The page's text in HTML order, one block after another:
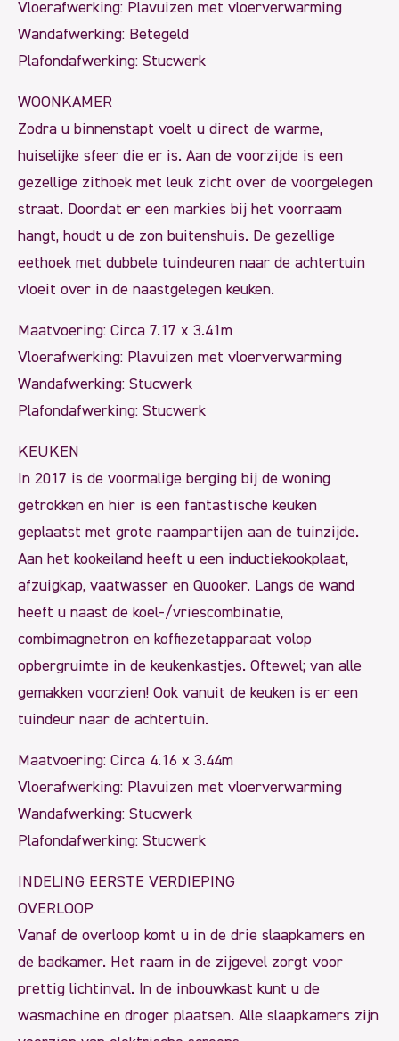
Vloerafwerking: Plavuizen met vloerverwarming
Wandafwerking: Betegeld
Plafondafwerking: Stucwerk
WOONKAMER
Zodra u binnenstapt voelt u direct de warme,
huiselijke sfeer die er is. Aan de voorzijde is een
gezellige zithoek met leuk zicht over de voorgelegen
straat. Doordat er een markies bij het voorraam
hangt, houdt u de zon buitenshuis. De gezellige
eethoek met dubbele tuindeuren naar de achtertuin
vloeit over in de naastgelegen keuken.
Maatvoering: Circa 7.17 x 3.41m
Vloerafwerking: Plavuizen met vloerverwarming
Wandafwerking: Stucwerk
Plafondafwerking: Stucwerk
KEUKEN
In 2017 is de voormalige berging bij de woning
getrokken en hier is een fantastische keuken
geplaatst met grote raampartijen aan de tuinzijde.
Aan het kookeiland heeft u een inductiekookplaat,
afzuigkap, vaatwasser en Quooker. Langs de wand
heeft u naast de koel-/vriescombinatie,
combimagnetron en koffiezetapparaat volop
opbergruimte in de keukenkastjes. Oftewel; van alle
gemakken voorzien! Ook vanuit de keuken is er een
tuindeur naar de achtertuin.
Maatvoering: Circa 4.16 x 3.44m
Vloerafwerking: Plavuizen met vloerverwarming
Wandafwerking: Stucwerk
Plafondafwerking: Stucwerk
INDELING EERSTE VERDIEPING
OVERLOOP
Vanaf de overloop komt u in de drie slaapkamers en
de badkamer. Het raam in de zijgevel zorgt voor
prettig lichtinval. In de inbouwkast kunt u de
wasmachine en droger plaatsen. Alle slaapkamers zijn